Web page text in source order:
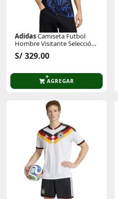
AdidasCamiseta Futbol
Hombre Visitante Selección
Argentina 2026 Afa A Jsy D
Climacool
S/ 329.00
AGREGAR